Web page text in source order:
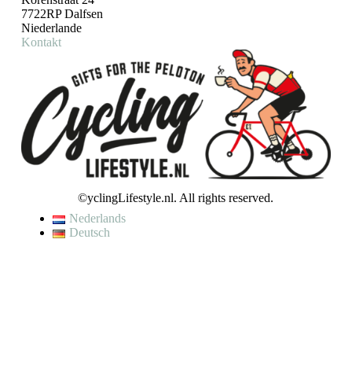
7722RP Dalfsen
Niederlande
Kontakt
©yclingLifestyle.nl. All rights reserved.
Nederlands
Deutsch